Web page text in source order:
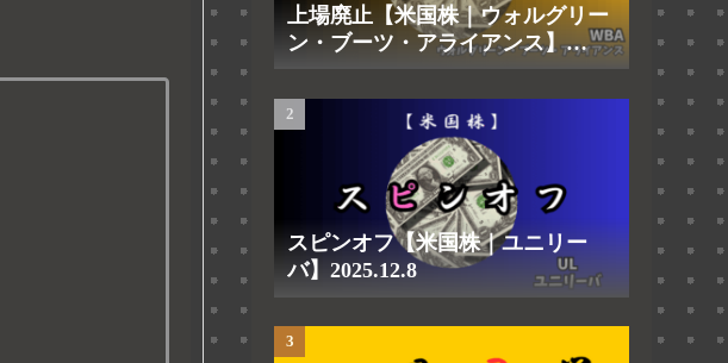
上場廃止【米国株｜ウォルグリー
ン・ブーツ・アライアンス】
スピンオフ【米国株｜ユニリー
バ】2025.12.8